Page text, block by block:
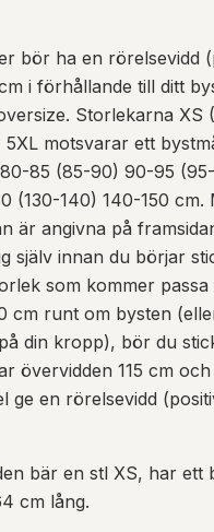
bör ha en rörelsevidd
i förhållande till ditt
Storlekarna XS
5XL motsvarar ett
85 (85-90) 90-95 (95-
(130-140) 140-150 cm.
är angivna på
själv innan du börjar
som kommer passa
cm runt om bysten
din kropp), bör du
övervidden 115 cm
ge en rörelsevidd
bär en stl XS, har ett
cm lång.